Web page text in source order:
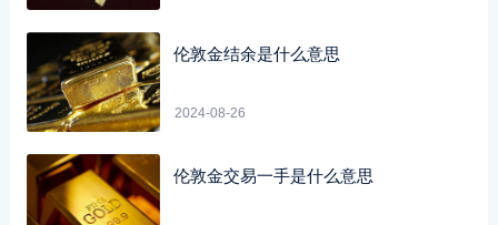
伦敦金结余是什么意思
2024-08-26
伦敦金交易一手是什么意思